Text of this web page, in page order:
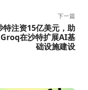
下一篇
特注资15亿美元，助
在沙特扩展AI基
础设施建设